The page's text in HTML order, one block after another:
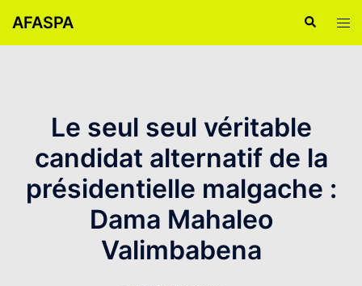
auAFASPA
le
Le seul seul véritable
candidat alternatif de la
présidentielle malgache :
Dama Mahaleo
Valimbabena